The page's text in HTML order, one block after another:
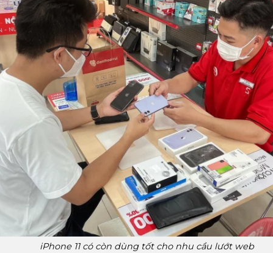
iPhone 11 có còn dùng tốt cho nhu cầu lướt web